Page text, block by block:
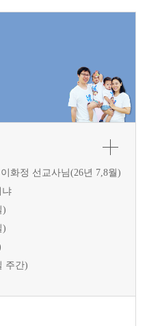
화정 선교사님(26년 7,8월)
냐
)
)
주간)